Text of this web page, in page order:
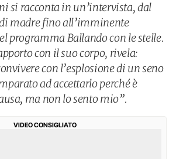
si racconta in un’intervista, dal
madre fino all’imminente
programma Ballando con le stelle.
con il suo corpo, rivela:
con l’esplosione di un seno
ad accettarlo perché è
ma non lo sento mio”.
VIDEO CONSIGLIATO